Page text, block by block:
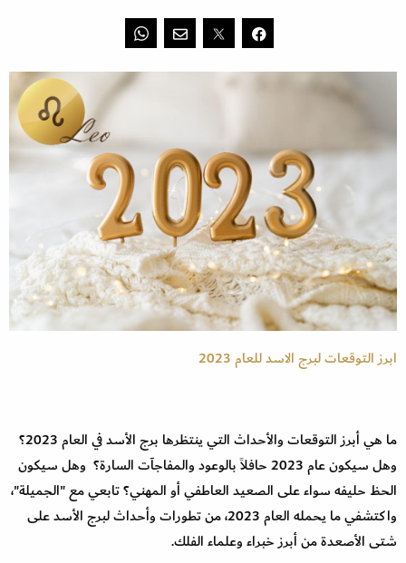
ابرز التوقعات لبرج الاسد للعام 2023
ما هي أبرز التوقعات والأحداث التي ينتظرها برج الأسد في العام 2023؟
وهل سيكون عام 2023 حافلاً بالوعود والمفاجآت السارة؟ وهل سيكون
الحظ حليفه سواء على الصعيد العاطفي أو المهني؟ تابعي مع "الجميلة"،
واكتشفي ما يحمله العام 2023، من تطورات وأحداث لبرج الأسد على
شتى الأصعدة من أبرز خبراء وعلماء الفلك.